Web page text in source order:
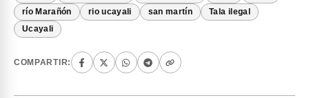
río Marañón rio ucayali san martín Tala ilegal
Ucayali
COMPARTIR: